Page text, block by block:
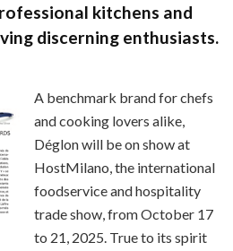
kitchens and
discerning enthusiasts.
A benchmark brand for chefs
and cooking lovers alike,
Déglon will be on show at
HostMilano, the international
foodservice and hospitality
trade show, from October 17
to 21, 2025. True to its spirit